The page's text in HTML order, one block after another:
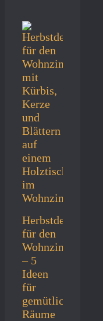
Herbstdeko
für den
Wohnzimmertisch
– 5
Ideen
für
gemütliche
Räume